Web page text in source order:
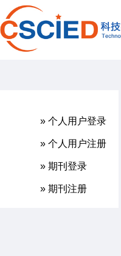
» 个人用户登录
» 个人用户注册
» 期刊登录
» 期刊注册